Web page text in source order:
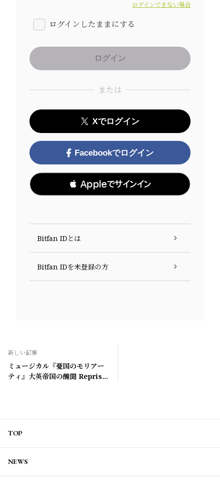
ログインできない場合
ログインしたままにする
または
Xでログイン
Facebookでログイン
 Appleでサインイン
Bitfan IDとは
Bitfan IDを未登録の方
新しい記事
ミュージカル『憂国のモリアー
ティ』大英帝国の醜聞 Reprise
TOP
NEWS